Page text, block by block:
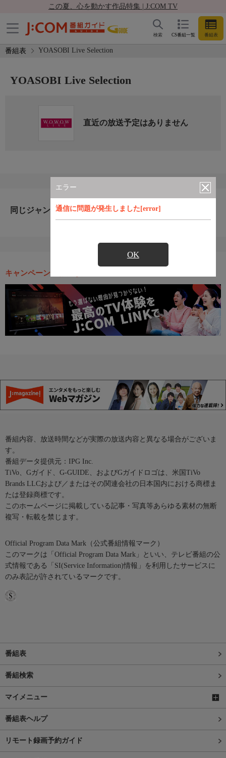
この夏、心を動かす作品特集 | J:COM TV
CS番組一覧 番組表
検索
番組表 YOASOBI Live Selection
エラー
通信に問題が発生しました[error]
OK
YOASOBI Live Selection
直近の放送予定はありません
同じジャンルのおすすめ番組
キャンペーン・お得な情報
番組内容、放送時間などが実際の放送内容と異なる場合がございま
す。
番組データ提供元：IPG Inc.
TiVo、Gガイド、G-GUIDE、およびGガイドロゴは、米国TiVo
Brands LLCおよび／またはその関連会社の日本国内における商標ま
たは登録商標です。
このホームページに掲載している記事・写真等あらゆる素材の無断
複写・転載を禁じます。
Official Program Data Mark（公式番組情報マーク）
このマークは「Official Program Data Mark」といい、テレビ番組の公
式情報である「SI(Service Information)情報」を利用したサービスに
のみ表記が許されているマークです。
番組表
番組検索
マイメニュー
番組表ヘルプ
リモート録画予約ガイド